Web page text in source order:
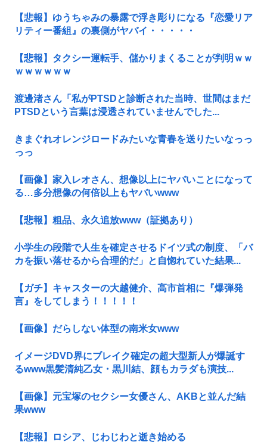
【悲報】ゆうちゃみの暴露で浮き彫りになる『恋愛リア
リティー番組』の裏側がヤバイ・・・・・
【悲報】タクシー運転手、儲かりまくることが判明ｗｗ
ｗｗｗｗｗｗ
渡邊渚さん「私がPTSDと診断された当時、世間はまだ
PTSDという言葉は浸透されていませんでした...
きまぐれオレンジロードみたいな青春を送りたいなっっ
っっ
【画像】家入レオさん、想像以上にヤバいことになって
る…多分想像の何倍以上もヤバいwww
【悲報】粗品、永久追放www（証拠あり）
小学生の段階で人生を確定させるドイツ式の制度、「バ
カを振い落せるから合理的だ」と自惚れていた結果...
【ガチ】キャスターの大越健介、高市首相に『爆弾発
言』をしてしまう！！！！！
【画像】だらしない体型の南米女www
イメージDVD界にブレイク確定の超大型新人が爆誕す
るwww黒髪清純乙女・黒川結、顔もカラダも演技...
【画像】元宝塚のセクシー女優さん、AKBと並んだ結
果www
【悲報】ロシア、じわじわと逝き始める